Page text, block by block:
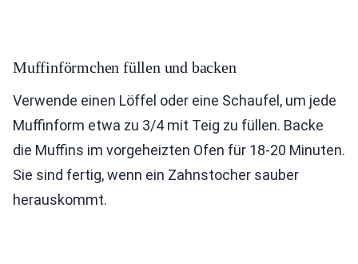
Muffinförmchen füllen und backen
Verwende einen Löffel oder eine Schaufel, um jede
Muffinform etwa zu 3/4 mit Teig zu füllen. Backe
die Muffins im vorgeheizten Ofen für 18-20 Minuten.
Sie sind fertig, wenn ein Zahnstocher sauber
herauskommt.